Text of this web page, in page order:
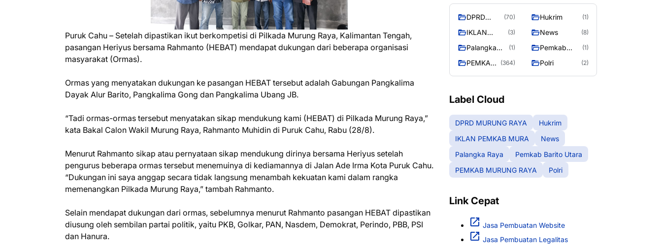
Puruk Cahu – Setelah dipastikan ikut berkompetisi di Pilkada Murung Raya, Kalimantan Tengah,
pasangan Heriyus bersama Rahmanto (HEBAT) mendapat dukungan dari beberapa organisasi
masyarakat (Ormas).
Ormas yang menyatakan dukungan ke pasangan HEBAT tersebut adalah Gabungan Pangkalima
Dayak Alur Barito, Pangkalima Gong dan Pangkalima Ubang JB.
“Tadi ormas-ormas tersebut menyatakan sikap mendukung kami (HEBAT) di Pilkada Murung Raya,”
kata Bakal Calon Wakil Murung Raya, Rahmanto Muhidin di Puruk Cahu, Rabu (28/8).
Menurut Rahmanto sikap atau pernyataan sikap mendukung dirinya bersama Heriyus setelah
pengurus beberapa ormas tersebut menemuinya di kediamannya di Jalan Ade Irma Kota Puruk Cahu.
“Dukungan ini saya anggap secara tidak langsung menambah kekuatan kami dalam rangka
memenangkan Pilkada Murung Raya,” tambah Rahmanto.
Selain mendapat dukungan dari ormas, sebelumnya menurut Rahmanto pasangan HEBAT dipastikan
diusung oleh sembilan partai politik, yaitu PKB, Golkar, PAN, Nasdem, Demokrat, Perindo, PBB, PSI
dan Hanura.
DPRD
RAYA
(70) Hukrim (1)
IKLAN
MURA
(3) News (8)
Palangka
(1)
Pemkab
(1)
PEMKAB
(364) Polri (2)
Label Cloud
DPRD MURUNG RAYA
Hukrim
IKLAN PEMKAB MURA
News
Palangka Raya
Pemkab Barito Utara
PEMKAB MURUNG RAYA
Polri
Link Cepat
Jasa Pembuatan Website
Jasa Pembuatan Legalitas